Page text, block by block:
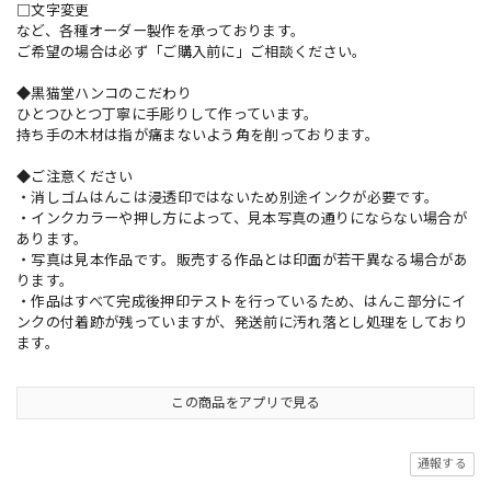
□文字変更
など、各種オーダー製作を承っております。
ご希望の場合は必ず「ご購入前に」ご相談ください。
◆黒猫堂ハンコのこだわり
ひとつひとつ丁寧に手彫りして作っています。
持ち手の木材は指が痛まないよう角を削っております。
◆ご注意ください
・消しゴムはんこは浸透印ではないため別途インクが必要です。
・インクカラーや押し方によって、見本写真の通りにならない場合が
あります。
・写真は見本作品です。販売する作品とは印面が若干異なる場合があ
ります。
・作品はすべて完成後押印テストを行っているため、はんこ部分にイ
ンクの付着跡が残っていますが、発送前に汚れ落とし処理をしており
ます。
この商品をアプリで見る
通報する